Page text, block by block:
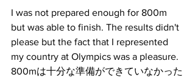
I was not prepared enough for 800m
but was able to finish. The results didn't
please but the fact that I represented
my country at Olympics was a pleasure.
800mは十分な準備ができていなかった